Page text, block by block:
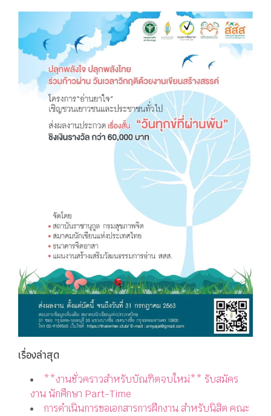
เรื่องล่าสุด
**งานชั่วคราวสำหรับบัณฑิตจบใหม่** รับสมัคร
งาน นักศึกษา Part-Time
การดำเนินการขอเอกสารการฝึกงาน สำหรับนิสิต คณะ